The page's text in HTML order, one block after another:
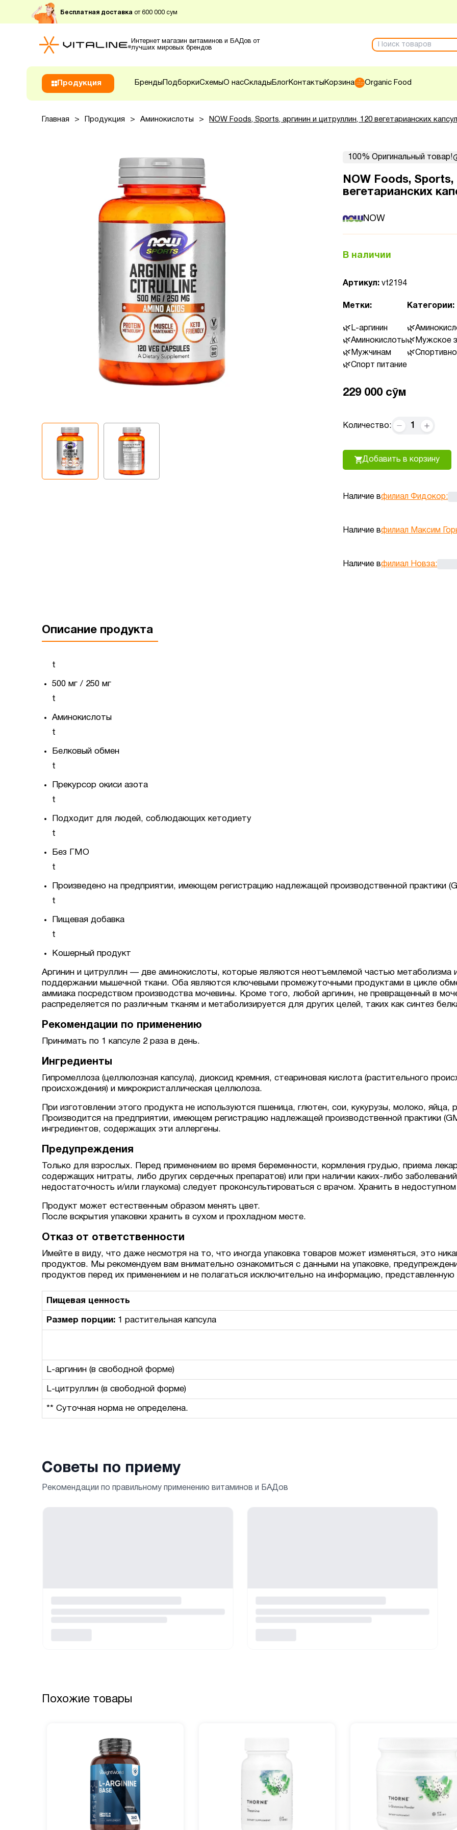
Бесплатная доставка от 600 000 сум
Интернет магазин витаминов и БАДов от
лучших мировых брендов
Продукция Бренды ПодборкиСхемыО насСклады БлогКонтакты Корзина Organic Food
Главная > Продукция > Аминокислоты > NOW Foods, Sports, аргинин и цитруллин, 120 вегетарианских капсул
100% Оригинальный товар!
NOW Foods, Sports,
вегетарианских
NOW
В наличии
Артикул: vt2194
Метки:
L-аргинин
Аминокислоты
Мужчинам
Спорт питание
Категории:
Мужское
229 000 сӯм
Количество: 1
Добавить в корзину
Наличие вфилиал Фидокор:
Наличие вфилиал Максим
Наличие вфилиал Новза:
Описание продукта
t
500 мг / 250 мг
t
Аминокислоты
t
Белковый обмен
t
Прекурсор окиси азота
t
Подходит для людей, соблюдающих кетодиету
t
Без ГМО
t
Произведено на предприятии, имеющем регистрацию надлежащей производственной практики
t
Пищевая добавка
t
Кошерный продукт
Аргинин и цитруллин — две аминокислоты, которые являются неотъемлемой частью метаболизма
поддержании мышечной ткани. Оба являются ключевыми промежуточными продуктами в цикле
аммиака посредством производства мочевины. Кроме того, любой аргинин, не превращенный в
распределяется по различным тканям и метаболизируется для других целей, таких как синтез
Рекомендации по применению
Принимать по 1 капсуле 2 раза в день.
Ингредиенты
Гипромеллоза (целлюлозная капсула), диоксид кремния, стеариновая кислота (растительного
происхождения) и микрокристаллическая целлюлоза.
При изготовлении этого продукта не используются пшеница, глютен, сои, кукурузы, молоко,
Производится на предприятии, имеющем регистрацию надлежащей производственной практики
ингредиентов, содержащих эти аллергены.
Предупреждения
Только для взрослых. Перед применением во время беременности, кормления грудью, приема
содержащих нитраты, либо других сердечных препаратов) или при наличии каких-либо
недостаточность и/или глаукома) следует проконсультироваться с врачом. Хранить в
Продукт может естественным образом менять цвет.
После вскрытия упаковки хранить в сухом и прохладном месте.
Отказ от ответственности
Имейте в виду, что даже несмотря на то, что иногда упаковка товаров может изменяться, это
продуктов. Мы рекомендуем вам внимательно ознакомиться с данными на упаковке,
продуктов перед их применением и не полагаться исключительно на информацию, представленную
Пищевая ценность
Размер порции: 1 растительная капсула
L-аргинин (в свободной форме)
L-цитруллин (в свободной форме)
** Суточная норма не определена.
Советы по приему
Рекомендации по правильному применению витаминов и БАДов
Похожие товары